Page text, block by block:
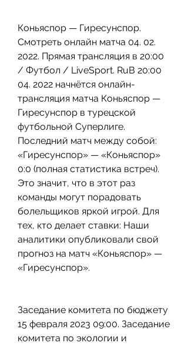
Коньяспор — Гиресунспор.
Смотреть онлайн матча 04. 02.
2022. Прямая трансляция в 20:00
/ Футбол / LiveSport. RuВ 20:00
04. 2022 начнётся онлайн-
трансляция матча Коньяспор —
Гиресунспор в турецской
футбольной Суперлиге.
Последний матч между собой:
«Гиресунспор» — «Коньяспор»
0:0 (полная статистика встреч).
Это значит, что в этот раз
команды могут порадовать
болельщиков яркой игрой. Для
тех, кто делает ставки: Наши
аналитики опубликовали свой
прогноз на матч «Коньяспор» —
«Гиресунспор».
Заседание комитета по бюджету
15 февраля 2023 09:00. Заседание
комитета по экологии и